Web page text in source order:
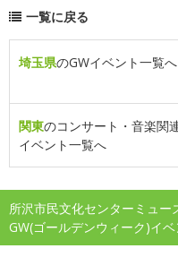
一覧に戻る
埼玉県のGWイベント一覧へ
関東のコンサート・音楽関
イベント一覧へ
所沢市民文化センターミュ
GW(ゴールデンウィーク)イ